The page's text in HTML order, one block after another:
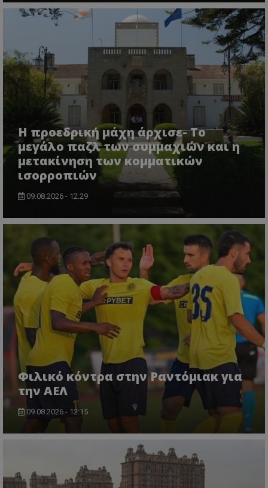
Η προεδρική μάχη άρχισε- Το
μεγάλο παζλ των συμμαχιών και η
μετακίνηση των κομματικών
ισορροπιών
09.08.2026 - 12:29
Φιλικό κόντρα στην Ραντόμιακ για
την ΑΕΛ
09.08.2026 - 12:15